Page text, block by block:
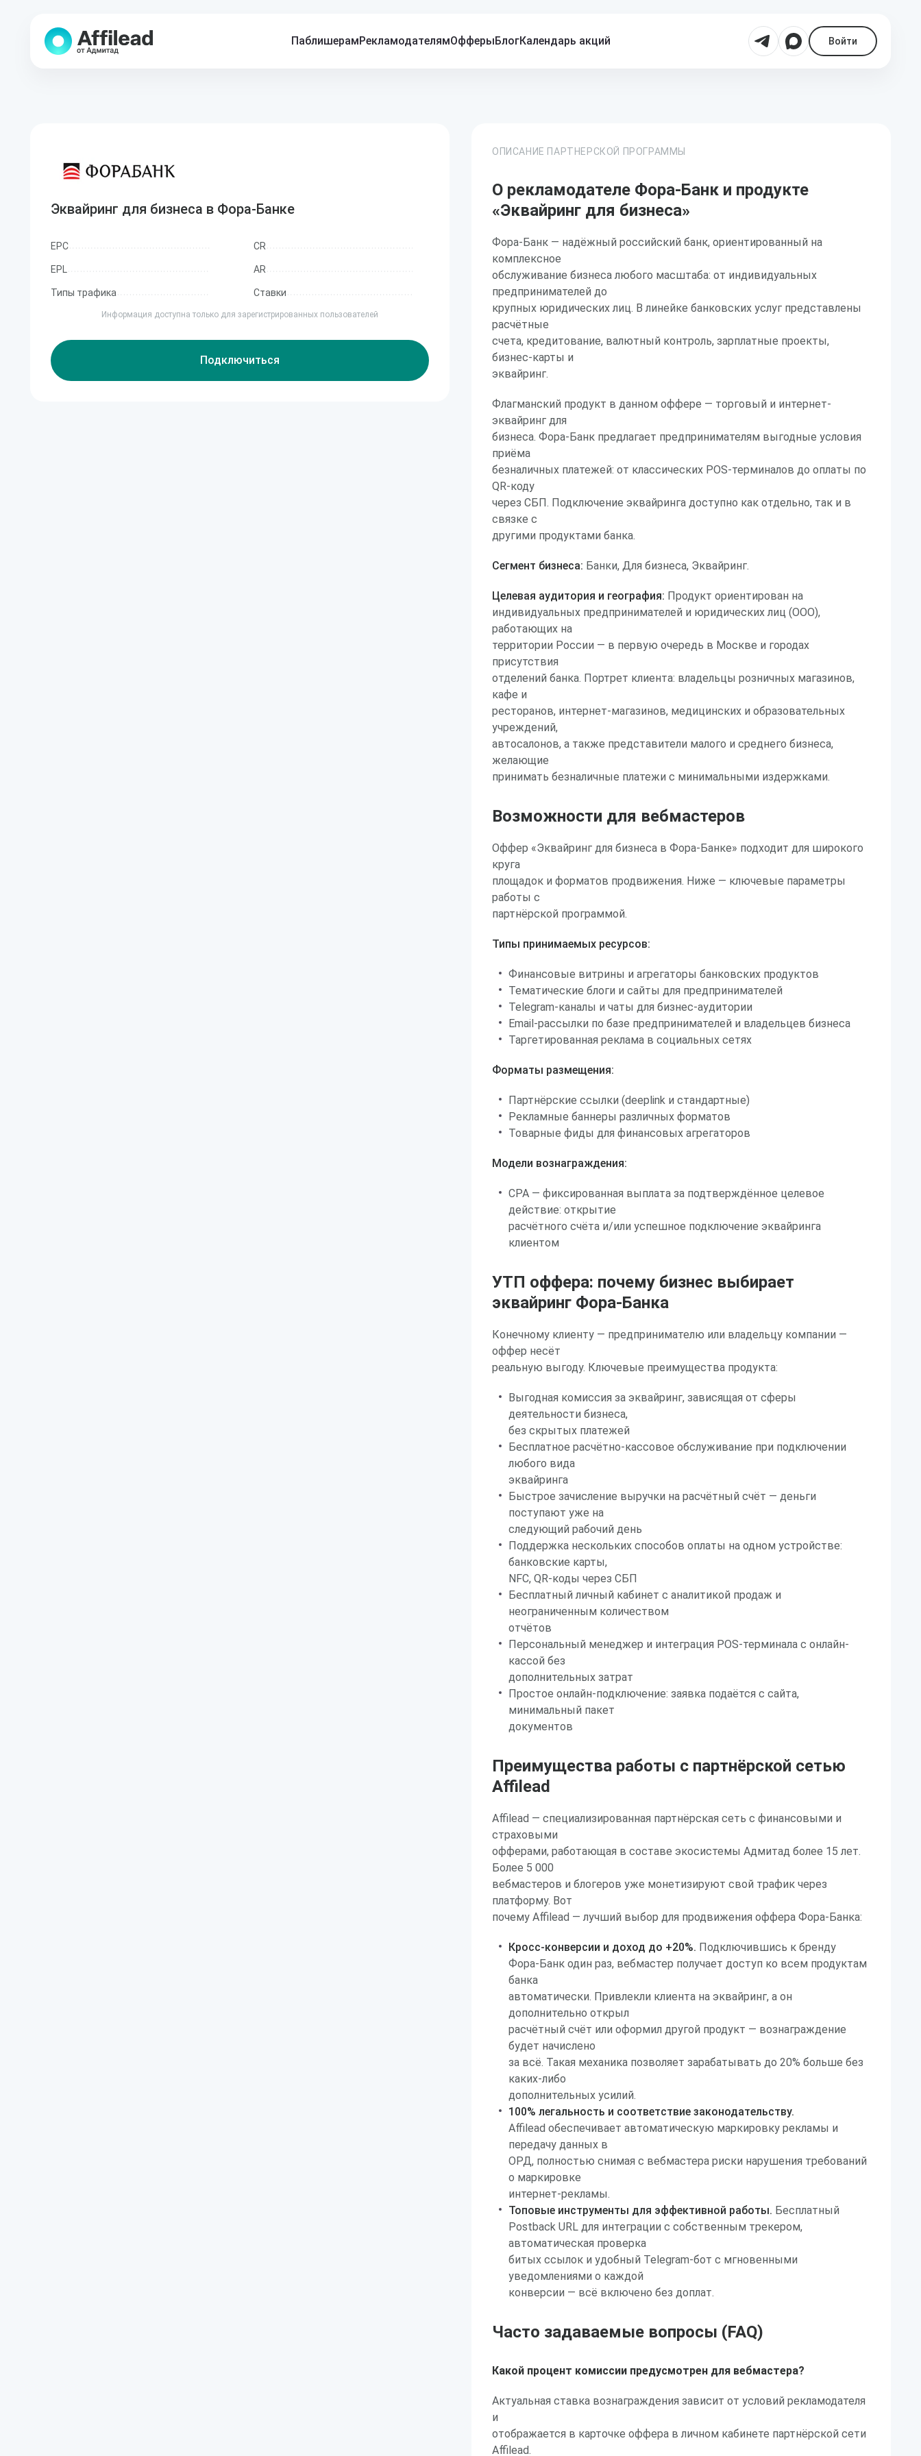
ПаблишерамРекламодателямОфферыБлогКалендарь акций Войти
Эквайринг для бизнеса в Фора-Банке
EPC CR
EPL AR
Типы трафика Ставки
Информация доступна только для зарегистрированных пользователей
Подключиться
ОПИСАНИЕ ПАРТНЕРСКОЙ ПРОГРАММЫ
О рекламодателе Фора-Банк и продукте
«Эквайринг для бизнеса»
Фора-Банк — надёжный российский банк, ориентированный на
комплексное
обслуживание бизнеса любого масштаба: от индивидуальных
предпринимателей до
крупных юридических лиц. В линейке банковских услуг представлены
расчётные
счета, кредитование, валютный контроль, зарплатные проекты,
бизнес-карты и
эквайринг.
Флагманский продукт в данном оффере — торговый и интернет-
эквайринг для
бизнеса. Фора-Банк предлагает предпринимателям выгодные условия
приёма
безналичных платежей: от классических POS-терминалов до оплаты по
QR-коду
через СБП. Подключение эквайринга доступно как отдельно, так и в
связке с
другими продуктами банка.
Сегмент бизнеса: Банки, Для бизнеса, Эквайринг.
Целевая аудитория и география: Продукт ориентирован на
индивидуальных предпринимателей и юридических лиц (ООО),
работающих на
территории России — в первую очередь в Москве и городах
присутствия
отделений банка. Портрет клиента: владельцы розничных магазинов,
кафе и
ресторанов, интернет-магазинов, медицинских и образовательных
учреждений,
автосалонов, а также представители малого и среднего бизнеса,
желающие
принимать безналичные платежи с минимальными издержками.
Возможности для вебмастеров
Оффер «Эквайринг для бизнеса в Фора-Банке» подходит для широкого
круга
площадок и форматов продвижения. Ниже — ключевые параметры
работы с
партнёрской программой.
Типы принимаемых ресурсов:
Финансовые витрины и агрегаторы банковских продуктов
Тематические блоги и сайты для предпринимателей
Telegram-каналы и чаты для бизнес-аудитории
Email-рассылки по базе предпринимателей и владельцев бизнеса
Таргетированная реклама в социальных сетях
Форматы размещения:
Партнёрские ссылки (deeplink и стандартные)
Рекламные баннеры различных форматов
Товарные фиды для финансовых агрегаторов
Модели вознаграждения:
CPA — фиксированная выплата за подтверждённое целевое
действие: открытие
расчётного счёта и/или успешное подключение эквайринга
клиентом
УТП оффера: почему бизнес выбирает
эквайринг Фора-Банка
Конечному клиенту — предпринимателю или владельцу компании —
оффер несёт
реальную выгоду. Ключевые преимущества продукта:
Выгодная комиссия за эквайринг, зависящая от сферы
деятельности бизнеса,
без скрытых платежей
Бесплатное расчётно-кассовое обслуживание при подключении
любого вида
эквайринга
Быстрое зачисление выручки на расчётный счёт — деньги
поступают уже на
следующий рабочий день
Поддержка нескольких способов оплаты на одном устройстве:
банковские карты,
NFC, QR-коды через СБП
Бесплатный личный кабинет с аналитикой продаж и
неограниченным количеством
отчётов
Персональный менеджер и интеграция POS-терминала с онлайн-
кассой без
дополнительных затрат
Простое онлайн-подключение: заявка подаётся с сайта,
минимальный пакет
документов
Преимущества работы с партнёрской сетью
Affilead
Affilead — специализированная партнёрская сеть с финансовыми и
страховыми
офферами, работающая в составе экосистемы Адмитад более 15 лет.
Более 5 000
вебмастеров и блогеров уже монетизируют свой трафик через
платформу. Вот
почему Affilead — лучший выбор для продвижения оффера Фора-Банка:
Кросс-конверсии и доход до +20%. Подключившись к бренду
Фора-Банк один раз, вебмастер получает доступ ко всем продуктам
банка
автоматически. Привлекли клиента на эквайринг, а он
дополнительно открыл
расчётный счёт или оформил другой продукт — вознаграждение
будет начислено
за всё. Такая механика позволяет зарабатывать до 20% больше без
каких-либо
дополнительных усилий.
100% легальность и соответствие законодательству.
Affilead обеспечивает автоматическую маркировку рекламы и
передачу данных в
ОРД, полностью снимая с вебмастера риски нарушения требований
о маркировке
интернет-рекламы.
Топовые инструменты для эффективной работы. Бесплатный
Postback URL для интеграции с собственным трекером,
автоматическая проверка
битых ссылок и удобный Telegram-бот с мгновенными
уведомлениями о каждой
конверсии — всё включено без доплат.
Часто задаваемые вопросы (FAQ)
Какой процент комиссии предусмотрен для вебмастера?
Актуальная ставка вознаграждения зависит от условий рекламодателя
и
отображается в карточке оффера в личном кабинете партнёрской сети
Affilead.